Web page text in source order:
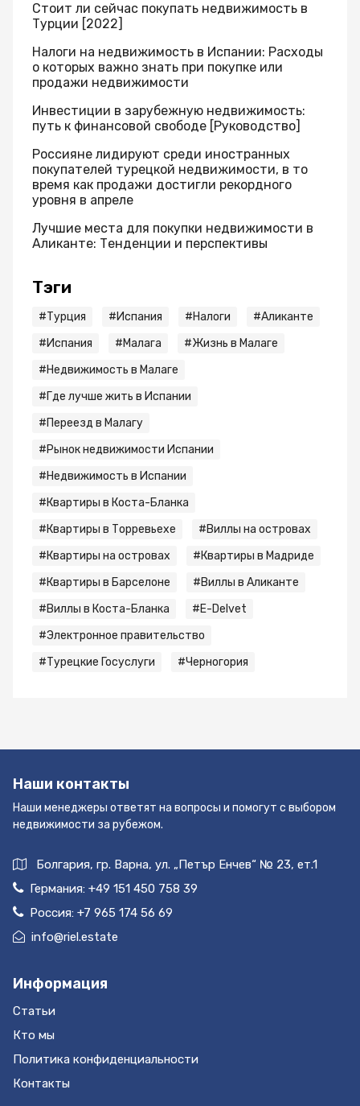
Стоит ли сейчас покупать недвижимость в
Турции [2022]
Налоги на недвижимость в Испании: Расходы
о которых важно знать при покупке или
продажи недвижимости
Инвестиции в зарубежную недвижимость:
путь к финансовой свободе [Руководство]
Россияне лидируют среди иностранных
покупателей турецкой недвижимости, в то
время как продажи достигли рекордного
уровня в апреле
Лучшие места для покупки недвижимости в
Аликанте: Тенденции и перспективы
Тэги
#Турция #Испaния #Налоги
#Аликанте
#Испания
#Малага
#Жизнь в Малаге
#Недвижимость в Малаге
#Где лучше жить в Испании
#Переезд в Малагу
#Рынок недвижимости Испании
#Недвижимость в Испании
#Квартиры в Коста-Бланка
#Квартиры в Торревьехе
#Виллы на островах
#Квартиры на островах
#Квартиры в Мадриде
#Квартиры в Барселоне
#Виллы в Аликанте
#Виллы в Коста-Бланка
#E-Delvet
#Электронное правительство
#Турецкие Госуслуги
#Черногория
Наши контакты
Наши менеджеры ответят на вопросы и помогут с выбором
недвижимости за рубежом.
Болгария, гр. Варна, ул. „Петър Енчев“ № 23, ет.1
Германия: +49 151 450 758 39
Россия: +7 965 174 56 69
info@riel.estate
Информация
Статьи
Кто мы
Политика конфиденциальности
Контакты